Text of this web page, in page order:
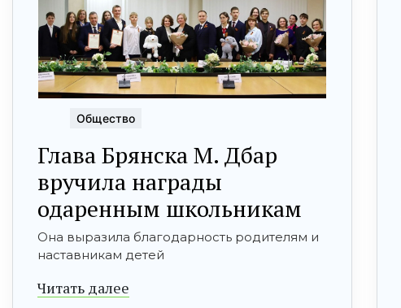
Общество
Глава Брянска М. Дбар
вручила награды
одаренным школьникам
Она выразила благодарность родителям и
наставникам детей
Читать далее